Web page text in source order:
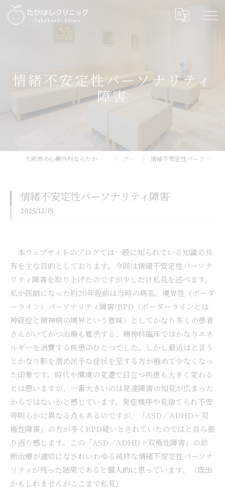
情緒不安定性パーソナリティ
障害
大阪市の心療内科ならたかはしクリニック ブログ 情緒不安定性パーソナリティ障害
情緒不安定性パーソナリティ障害
2025/12/15
本ウェブサイトのブログでは一般に知られている知識の共
有を主な目的としております。今回は情緒不安定性パーソナ
リティ障害を取り上げたのですが少しだけ私見を述べます。
私が医師になった約20年程前は当時の病名、境界性（ボーダ
ーライン）パーソナリティ障害/BPD（ボーダーラインとは
神経症と精神病の境界という意味）としてかなり多くの患者
さんがいてかつ治療も難渋する、精神科臨床ではかなりエネ
ルギーを消費する疾患のひとつでした。しかし最近はと言う
とかなり影を潜め派手な症状を呈する方が極めて少なくなっ
た印象です。時代や環境の変遷で目立つ疾患も大きく変わる
とは思いますが、一番大きいのは発達障害の知見が広まった
からではないかと感じています。発症機序や見捨てられ不安
等明らかに異なる点もあるのですが、「ASD／ADHD＋双
極性障害」の方が多くBPD疑いとされていたのではと自ら振
り返り感じます。この「ASD／ADHD＋双極性障害」の診
断治療が適切になされいわゆる純粋な情緒不安定性パーソナ
リティが残った結果であると個人的に思っています。（既出
かもしれませんがここまで私見）